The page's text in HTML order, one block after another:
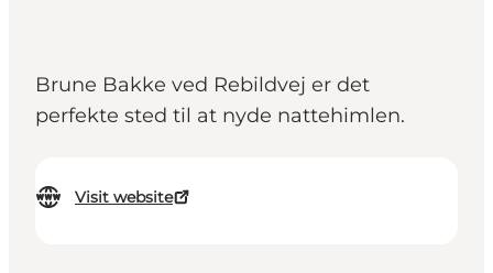
Brune Bakke ved Rebildvej er det
perfekte sted til at nyde nattehimlen.
Visit website